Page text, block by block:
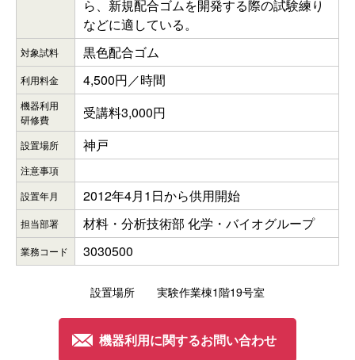
ら、新規配合ゴムを開発する際の試験練り
などに適している。
対象試料 黒色配合ゴム
利用料金 4,500円／時間
機器利用
研修費
受講料3,000円
設置場所 神戸
注意事項
設置年月
2012年4月1日から供用開始
担当部署 材料・分析技術部 化学・バイオグループ
業務コード 3030500
設置場所 実験作業棟1階19号室
機器利用に関するお問い合わせ